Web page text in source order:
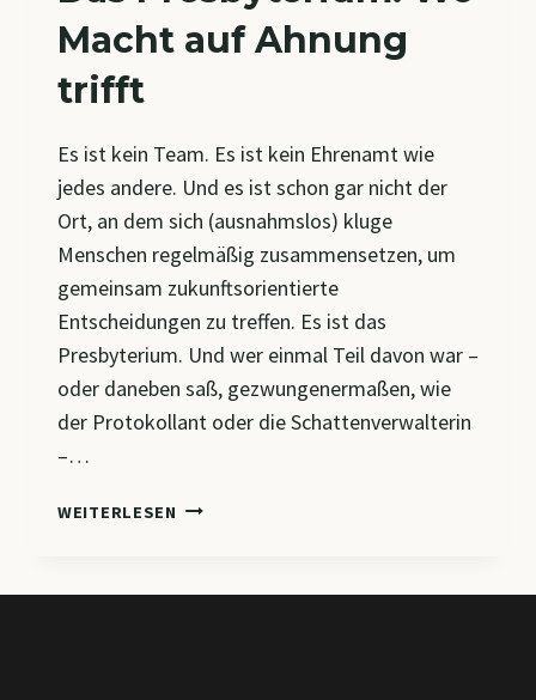
Macht auf Ahnung
trifft
Es ist kein Team. Es ist kein Ehrenamt wie
jedes andere. Und es ist schon gar nicht der
Ort, an dem sich (ausnahmslos) kluge
Menschen regelmäßig zusammensetzen, um
gemeinsam zukunftsorientierte
Entscheidungen zu treffen. Es ist das
Presbyterium. Und wer einmal Teil davon war –
oder daneben saß, gezwungenermaßen, wie
der Protokollant oder die Schattenverwalterin
–…
WEITERLESEN DAS